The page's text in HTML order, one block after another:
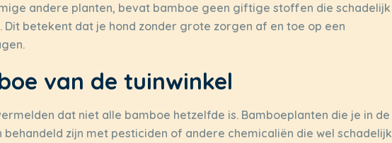
andere planten, bevat bamboe geen giftige stoffen die schadelijk
Dit betekent dat je hond zonder grote zorgen af en toe op een
van de tuinwinkel
dat niet alle bamboe hetzelfde is. Bamboeplanten die je in de
behandeld zijn met pesticiden of andere chemicaliën die wel schadelijk